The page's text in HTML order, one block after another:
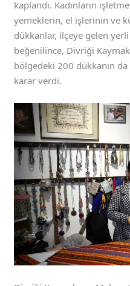
kaplandı. Kadınların
yemeklerin, el işlerinin ve
dükkanlar, ilçeye gelen
beğenilince, Divriği
bölgedeki 200 dükkanın
karar verdi.